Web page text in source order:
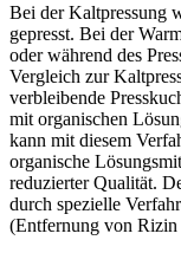
Bei der Kaltpressung
gepresst. Bei der
oder während des
Vergleich zur
verbleibende
mit organischen
kann mit diesem
organische
reduzierter Qualität.
durch spezielle
(Entfernung von Rizin